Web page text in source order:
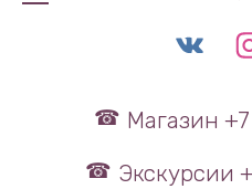
Магазин
Экскурсии